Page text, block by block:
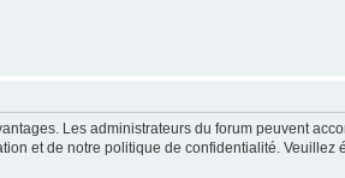
Les administrateurs du forum peuvent
et de notre politique de confidentialité.